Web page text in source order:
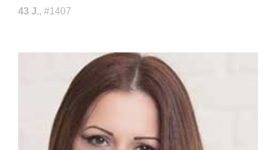
43 J., #1407